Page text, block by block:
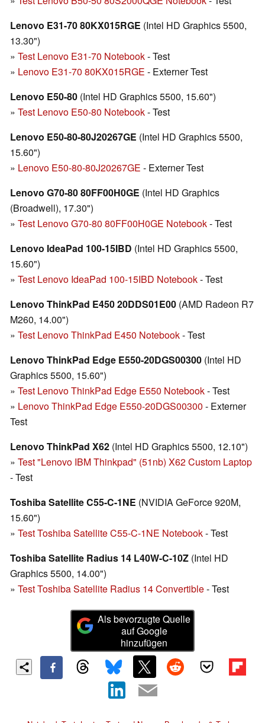
Lenovo E31-70 80KX015RGE (Intel HD Graphics 5500,
13.30")
» Test Lenovo E31-70 Notebook- Test
» Lenovo E31-70 80KX015RGE - Externer Test
Lenovo E50-80 (Intel HD Graphics 5500, 15.60")
» Test Lenovo E50-80 Notebook- Test
Lenovo E50-80-80J20267GE (Intel HD Graphics 5500,
15.60")
» Lenovo E50-80-80J20267GE - Externer Test
Lenovo G70-80 80FF00H0GE (Intel HD Graphics
(Broadwell), 17.30")
» Test Lenovo G70-80 80FF00H0GE Notebook- Test
Lenovo IdeaPad 100-15IBD (Intel HD Graphics 5500,
15.60")
» Test Lenovo IdeaPad 100-15IBD Notebook- Test
Lenovo ThinkPad E450 20DDS01E00 (AMD Radeon R7
M260, 14.00")
» Test Lenovo ThinkPad E450 Notebook- Test
Lenovo ThinkPad Edge E550-20DGS00300 (Intel HD
Graphics 5500, 15.60")
» Test Lenovo ThinkPad Edge E550 Notebook- Test
» Lenovo ThinkPad Edge E550-20DGS00300 - Externer
Test
Lenovo ThinkPad X62 (Intel HD Graphics 5500, 12.10")
» Test "Lenovo IBM Thinkpad" (51nb) X62 Custom Laptop
- Test
Toshiba Satellite C55-C-1NE (NVIDIA GeForce 920M,
15.60")
» Test Toshiba Satellite C55-C-1NE Notebook- Test
Toshiba Satellite Radius 14 L40W-C-10Z (Intel HD
Graphics 5500, 14.00")
» Test Toshiba Satellite Radius 14 Convertible- Test
Als bevorzugte Quelle
auf Google
hinzufügen